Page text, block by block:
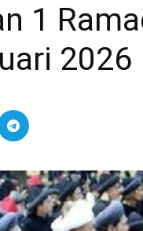
1
2026